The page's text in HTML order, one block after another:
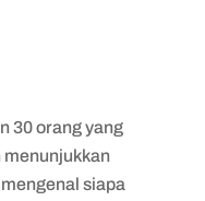
30 orang yang
menunjukkan
siapa